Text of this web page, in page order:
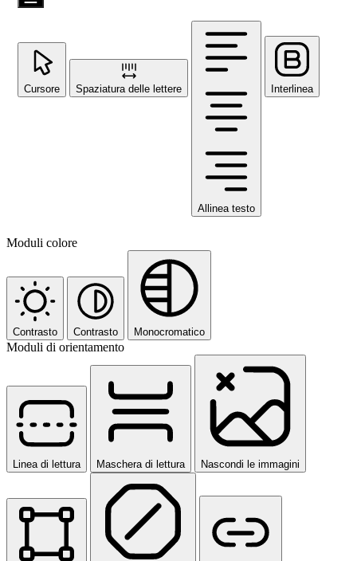
Cursore Spaziatura delle lettere
Allinea testo
Interlinea
Moduli colore
Contrasto Contrasto Monocromatico
Moduli di orientamento
Linea di lettura Maschera di lettura Nascondi le immagini